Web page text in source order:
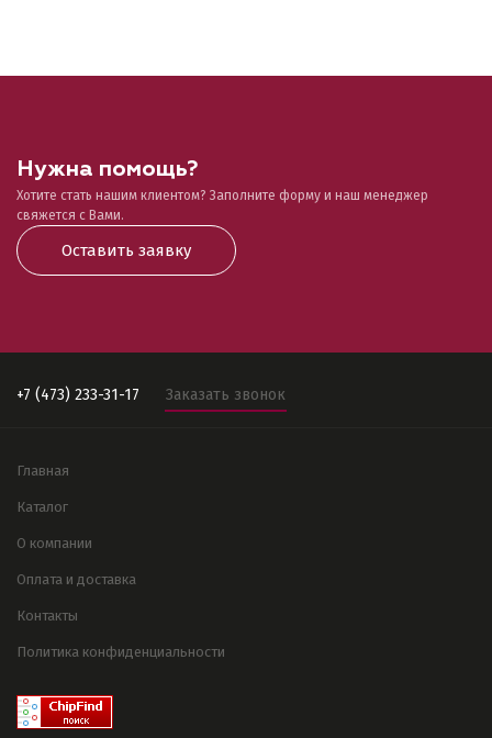
Нужна помощь?
Хотите стать нашим клиентом? Заполните форму и наш менеджер
свяжется с Вами.
Оставить заявку
+7 (473) 233-31-17 Заказать звонок
Главная
Каталог
О компании
Оплата и доставка
Контакты
Политика конфиденциальности